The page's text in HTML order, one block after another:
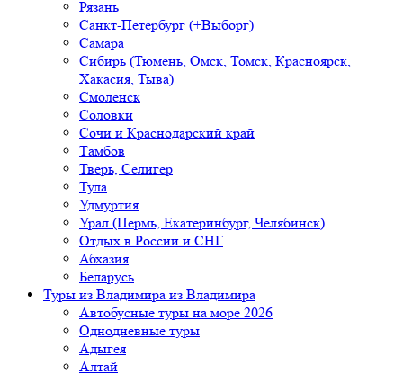
Рязань
Санкт-Петербург (+Выборг)
Самара
Сибирь (Тюмень, Омск, Томск, Красноярск,
Хакасия, Тыва)
Смоленск
Соловки
Сочи и Краснодарский край
Тамбов
Тверь, Селигер
Тула
Удмуртия
Урал (Пермь, Екатеринбург, Челябинск)
Отдых в России и СНГ
Абхазия
Беларусь
Туры из Владимира из Владимира
Автобусные туры на море 2026
Однодневные туры
Адыгея
Алтай